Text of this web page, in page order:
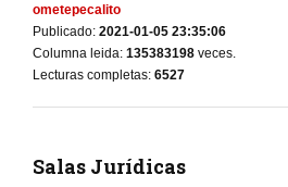
ometepecalito
Publicado: 2021-01-05 23:35:06
Columna leida: 135383198 veces.
Lecturas completas: 6527
Salas Jurídicas